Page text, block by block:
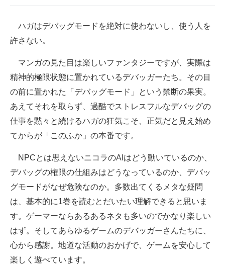
ハガはデバッグモードを絶対に使わないし、使う人を
許さない。
マンガの見た目は楽しいファンタジーですが、実際は
精神的極限状態に置かれているデバッガーたち。その目
の前に置かれた「デバッグモード」という禁断の果実。
あえてそれを取らず、過酷でストレスフルなデバッグの
仕事を黙々と続けるハガの狂気こそ、正気だと見え始め
てからが「このふか」の本番です。
NPCとは思えないニコラのAIはどう動いているのか、
デバッグの権限の仕組みはどうなっているのか、デバッ
グモードがなぜ危険なのか。多数出てくるメタな疑問
は、基本的に1巻を読むとだいたい理解できると思いま
す。ゲーマーならあるあるネタも多いのでかなり楽しい
はず。そしてあらゆるゲームのデバッガーさんたちに、
心から感謝。地道な活動のおかげで、ゲームを安心して
楽しく遊べています。